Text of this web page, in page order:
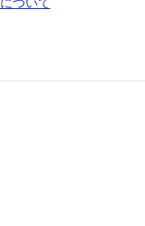
ついて